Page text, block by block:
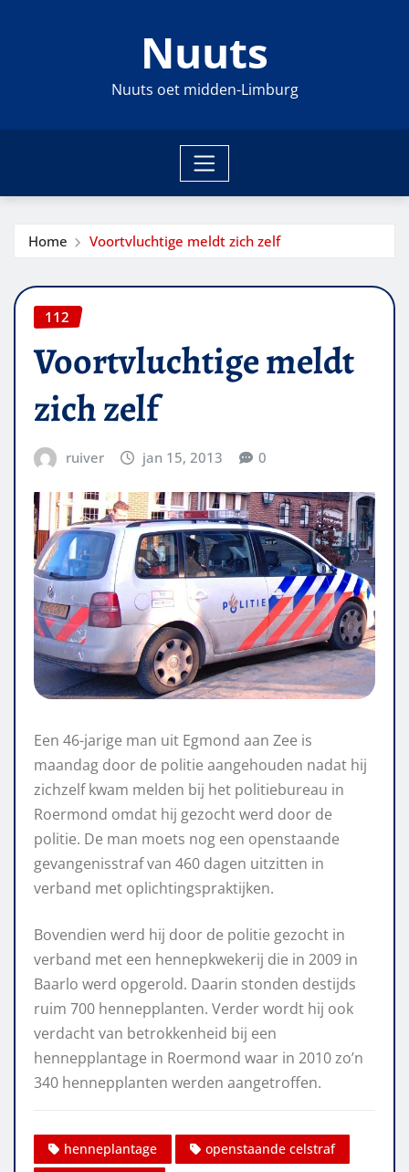
Nuuts
Nuuts oet midden-Limburg
Home Voortvluchtige meldt zich zelf
112
Voortvluchtige meldt
zich zelf
ruiver jan 15, 2013 0
Een 46-jarige man uit Egmond aan Zee is
maandag door de politie aangehouden nadat hij
zichzelf kwam melden bij het politiebureau in
Roermond omdat hij gezocht werd door de
politie. De man moets nog een openstaande
gevangenisstraf van 460 dagen uitzitten in
verband met oplichtingspraktijken.
Bovendien werd hij door de politie gezocht in
verband met een hennepkwekerij die in 2009 in
Baarlo werd opgerold. Daarin stonden destijds
ruim 700 hennepplanten. Verder wordt hij ook
verdacht van betrokkenheid bij een
hennepplantage in Roermond waar in 2010 zo’n
340 hennepplanten werden aangetroffen.
henneplantage
openstaande celstraf